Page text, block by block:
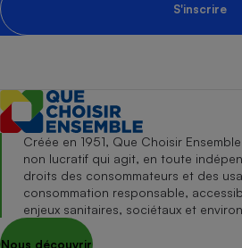
S'inscrire
Créée en 1951, Que Choisir
non lucratif qui agit, en toute
droits des consommateurs et des
consommation responsable,
enjeux sanitaires, sociétaux et
Nous découvrir